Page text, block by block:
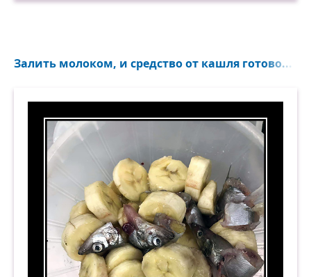
Залить молоком, и средство от кашля готово...